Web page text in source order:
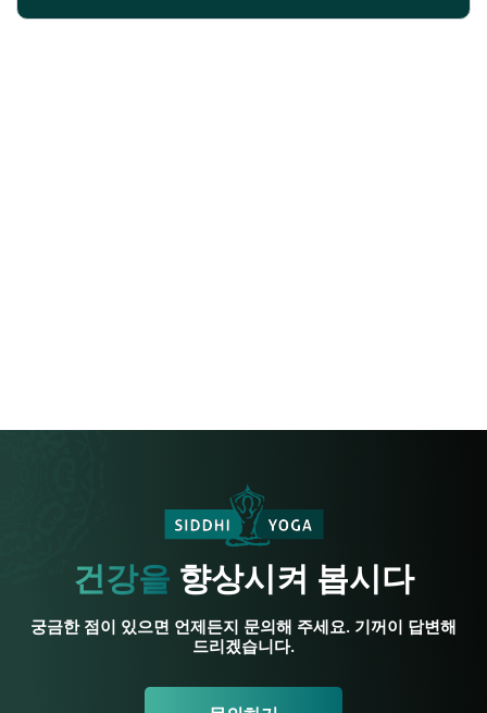
건강을 향상시켜 봅시다
궁금한 점이 있으면 언제든지 문의해 주세요. 기꺼이 답변해
드리겠습니다.